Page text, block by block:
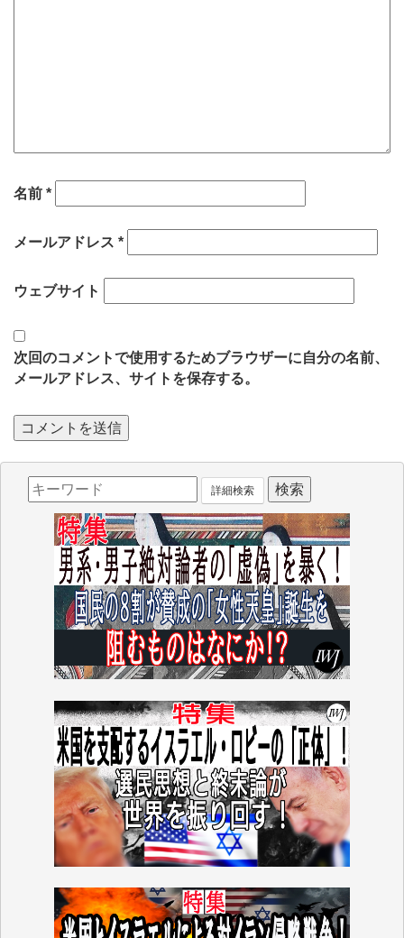
名前 *
メールアドレス *
ウェブサイト
次回のコメントで使用するためブラウザーに自分の名前、
メールアドレス、サイトを保存する。
詳細検索